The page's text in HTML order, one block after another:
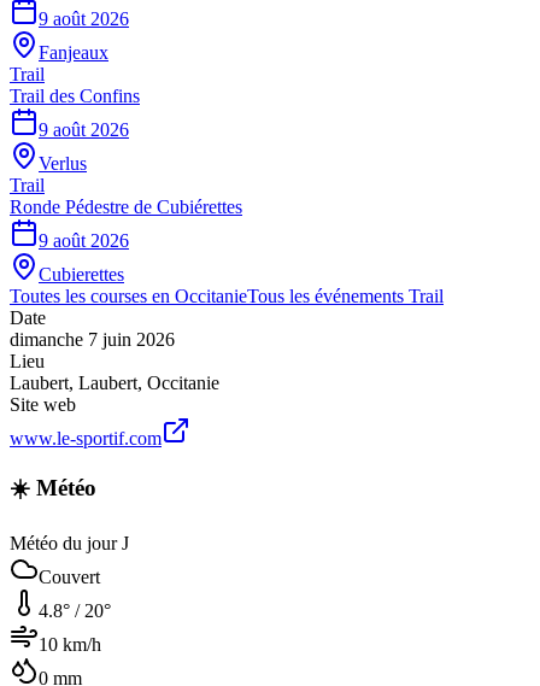
9 août 2026
Fanjeaux
Trail
Trail des Confins
9 août 2026
Verlus
Trail
Ronde Pédestre de Cubiérettes
9 août 2026
Cubierettes
Toutes les courses en OccitanieTous les événements Trail
Date
dimanche 7 juin 2026
Lieu
Laubert, Laubert, Occitanie
Site web
www.le-sportif.com
☀️ Météo
Météo du jour J
Couvert
4.8° / 20°
10 km/h
0 mm